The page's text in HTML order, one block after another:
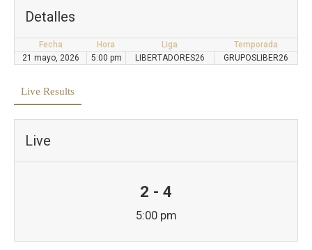
Detalles
Fecha Hora Liga
Temporada
21 mayo, 2026
5:00 pm LIBERTADORES26 GRUPOSLIBER26
Live Results
Live
2 - 4
5:00 pm